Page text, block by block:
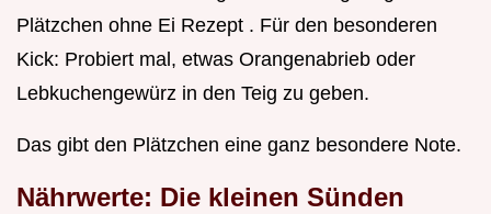
Plätzchen ohne Ei Rezept . Für den besonderen
Kick: Probiert mal, etwas Orangenabrieb oder
Lebkuchengewürz in den Teig zu geben.
Das gibt den Plätzchen eine ganz besondere Note.
Nährwerte: Die kleinen Sünden